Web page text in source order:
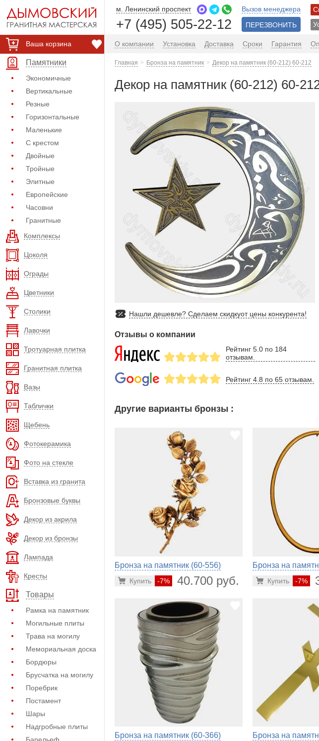
Ваша корзина
Памятники
Экономичные
Вертикальные
Резные
Горизонтальные
Маленькие
С крестом
Двойные
Тройные
Элитные
Европейские
Часовни
Гранитные
Комплексы
Цоколя
Ограды
Цветники
Столики
Лавочки
Тротуарная плитка
Гранитная плитка
Вазы
Таблички
Щебень
Фотокерамика
Фото на стекле
Вставка из гранита
Бронзовые буквы
Декор из акрила
Декор из бронзы
Лампада
Кресты
Товары
Рамка на памятник
Могильные плиты
Трава на могилу
Мемориальная доска
Бордюры
Брусчатка на могилу
Поребрик
Постамент
Шары
Надгробные плиты
м. Ленинский проспект
+7 (495) 505-22-12
Вызов менеджера
ПЕРЕЗВОНИТЬ
О компании Установка Доставка Сроки Гарантия
Главная Бронза на памятник Декор на памятник (60-212) 60-212
Декор на памятник (60-212) 60-
Нашли дешевле? Сделаем скидкуот цены конкурента!
Отзывы о компании
Рейтинг 5.0 по 184
отзывам.
Рейтинг 4.8 по 65 отзывам.
Другие варианты бронзы :
Бронза на памятник (60-556)
-7% 40.700 руб.
Купить
Бронза на
-7%
Купить
Бронза на памятник (60-366) Бронза на